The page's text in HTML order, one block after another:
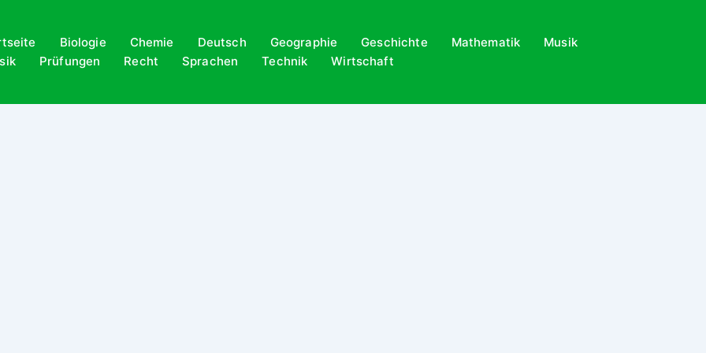
Biologie Chemie Deutsch Geographie Geschichte Mathematik
Musik
Prüfungen Recht Sprachen Technik Wirtschaft